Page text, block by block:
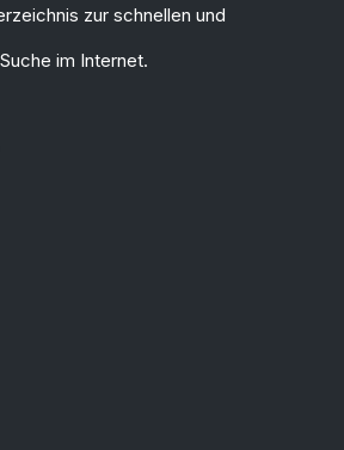
zur schnellen und
im Internet.